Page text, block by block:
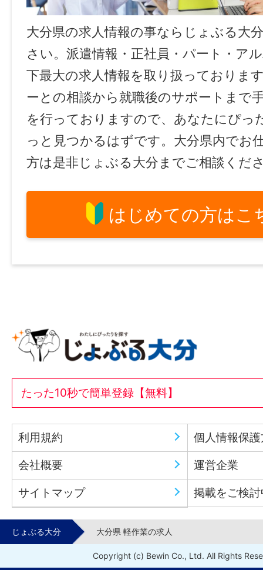
大分県の求人情報の事ならじょぶる大
さい。派遣情報・正社員・パート・ア
下最大の求人情報を取り扱っておりま
ーとの相談から就職後のサポートまで
を行っておりますので、あなたにぴっ
っと見つかるはずです。大分県内でお
方は是非じょぶる大分までご相談くだ
はじめての方はこ
たった10秒で簡単登録【無料】
利用規約 個人情報保
会社概要 運営企業
サイトマップ 掲載をご検
じょぶる大分 大分県 軽作業の求人
Copyright (c) Bewin Co., Ltd. All Rights